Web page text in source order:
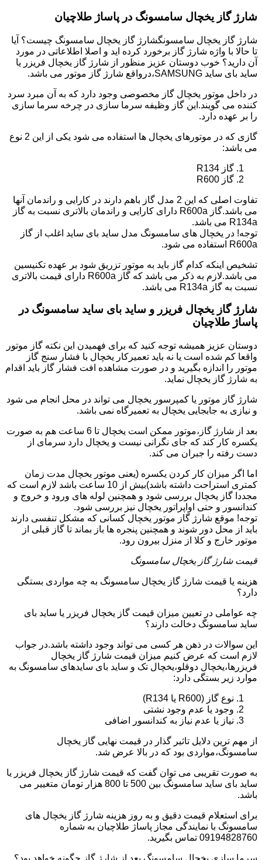
شارژ گاز یخچال سامسونگ در پاساژ طلاچیان
شارژ گاز یخچال سامسونگشارژ گاز یخچال سامسونگ چیست؟ آیا
تا حالا با واژه شارژ گاز برخورد کرده اید و اصلا اطلاعاتی در مورد
آن دارید؟ خوب دوستان عزیز منظور از شارژ گاز یخچال فریزر یا
ساید بای ساید SAMSUNG،درواقع شارژ گاز موتور می باشد.
در داخل موتور یخچال گاز مخصوصی وجود دارد که به آن مبرد سرد
کننده می گویند.این گاز وظیفه سرما سازی در چرخه سرما سازی
را بر عهده دارد.
گازی که در موتورهای یخچال ها استفاده می شود یکی از این 2 نوع
می باشد:
گاز R134
گاز R600
تفاوت اصلی که این 2 مدل گاز باهم دارند در کارایی و راندمان آنها
می باشد.گاز R600a دارای کارایی و راندمان بالاتری نسبت به گاز
R134a می باشد.
توجه! در یخچال های سامسونگ مدل ساید بای ساید اغلب از گاز
R600a استفاده می شود.
تشخیص اینکه کدام گاز باید به موتور تزریق شود بر عهده تکنیسین
می باشد.لازم به ذکر می باشد که گاز R600a دارای قیمت بالاتری
نسبت به گاز R134a می باشد.
شارژ گاز یخچال فریزر و ساید بای ساید سامسونگ در
پاساژ طلاچیان
دوستان عزیز همیشه توجه کنید که برای فهمیدن این نکته گاز موتور
واقعا کم شده است یا نه باید تعمیرکار یخچال با فشار سنج گاز
موتور را اندازه بگیرید و در صورت مشاهده افت فشار گاز باید اقدام
به شارژ گاز یخچال نماید.
شارژ گاز موتور یا کمپرسور یخچال می تواند در محل انجام می شود
و نیازی به جابجایی یخچال به تعمیرگاه نمی باشد.
بعد از شارژ گاز،موتور ممکن است یخچال تا 6 ساعت هم به صورت
یکسره کار کند که جای نگرانی نیست و یخچال دارد سرمای از
دست رفته را جبران می کند.
اما اگر میزان کار کردن یکسره (یعنی موتور یخچال مدت زمان
کمتری استراحت داشته باشد)بیش از 10 ساعت باشد لازم است که
مجددا گاز یخچال بررسی شود و همچنین لوله های ورود و خروج و
کندانسور و حتی اواپراتور یخچال نیز بررسی شود.
توجه! موقع شارژ گاز موتور یخچال کسانی که مشکل تنفسی دارند
باید از محل دور شوند و همچنین پنجره ها باز بماند تا گاز قبلی از
موتور خارج و کلا از منزل بیرون رود.
قیمت شارژ گاز یخچال سامسونگ
هزینه یا قیمت شارژ گاز یخچال سامسونگ به چه مواردی بستگی
دارد؟
چه عواملی در تعیین میزان قیمت گاز یخچال فریزر یا ساید بای
ساید سامسونگ دخالت دارند؟
این سوالات در ذهن هر کسی می تواند وجود داشته باشد.در جواب
لازم است که عرض کنیم میزان قیمت شارژ گاز یخچال
فریزرها،یخچال دوقلو،یخچال تک و ساید بای سایدهای سامسونگ به
موارد زیر بستگی دارد:
نوع گاز (R600 یا R134)
وجود یا عدم وجود نشتی
نیاز یا عدم نیاز به کندانسور اضافی
از مهم ترین دلایل تاثیر گذار در قیمت نهایی گاز یخچال
سامسونگ،مواردی بود که در بالا عرض شد.
به صورت تقریبی می توان گفت که قیمت شارژ گاز یخچال فریزر یا
ساید بای ساید سامسونگ بین 500 تا 800 هزار تومان متغییر می
باشد.
برای استعلام قیمت دقیق و به روز هزینه شارژ گاز یخچال های
سامسونگ با نمایندگی مجاز پاساژ طلاچیان به شماره
09194828760 تماس بگیرید.
سرما سازی یخچال سامسونگ بعد از شارژ گاز چگونه خواهد بود؟